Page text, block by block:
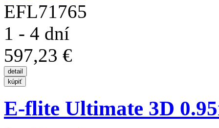
EFL71765
1 - 4 dní
597,23 €
E-flite Ultimate 3D